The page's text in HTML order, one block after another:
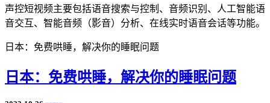
声控短视频主要包括语音搜索与控制、音频识别、人工智能语
音交互、智能音频（影音）分析、在线实时语音会话等功能。
日本：免费哄睡，解决你的睡眠问题
日本：免费哄睡，解决你的睡眠问题